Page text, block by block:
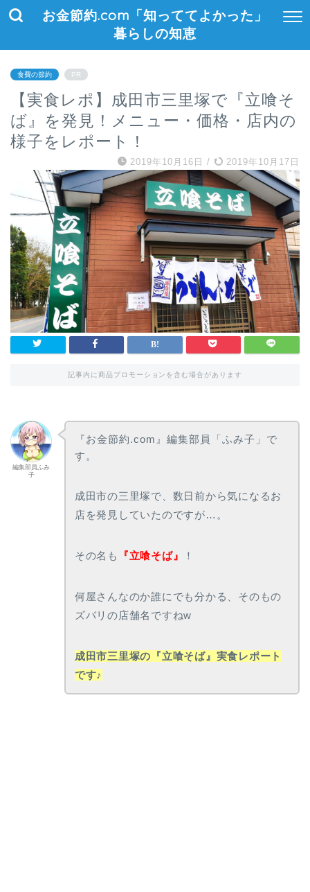
お金節約.com「知っててよかった」
暮らしの知恵
食費の節約 PR
【実食レポ】成田市三里塚で『立喰そ
ば』を発見！メニュー・価格・店内の
様子をレポート！
2019年10月16日 / 2019年10月17日
記事内に商品プロモーションを含む場合があります
編集部員ふみ
子
『お金節約.com』編集部員「ふみ子」で
す。
成田市の三里塚で、数日前から気になるお
店を発見していたのですが…。
その名も 『立喰そば』 ！
何屋さんなのか誰にでも分かる、そのもの
ズバリの店舗名ですねw
成田市三里塚の『立喰そば』実食レポート
です♪